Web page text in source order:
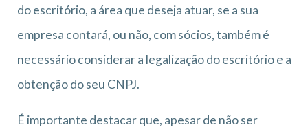
do escritório, a área que deseja atuar, se a sua
empresa contará, ou não, com sócios, também é
necessário considerar a legalização do escritório e a
obtenção do seu CNPJ.
É importante destacar que, apesar de não ser